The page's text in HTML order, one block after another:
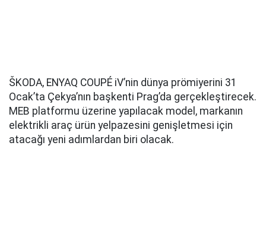
ŠKODA, ENYAQ COUPÉ iV’nin dünya prömiyerini 31
Ocak’ta Çekya’nın başkenti Prag’da gerçekleştirecek.
MEB platformu üzerine yapılacak model, markanın
elektrikli araç ürün yelpazesini genişletmesi için
atacağı yeni adımlardan biri olacak.